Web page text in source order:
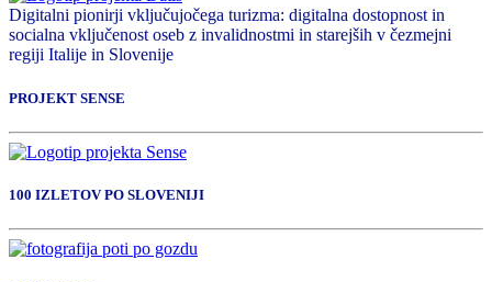
Digitalni pionirji vključujočega turizma: digitalna dostopnost in
socialna vključenost oseb z invalidnostmi in starejših v čezmejni
regiji Italije in Slovenije
PROJEKT SENSE
100 IZLETOV PO SLOVENIJI